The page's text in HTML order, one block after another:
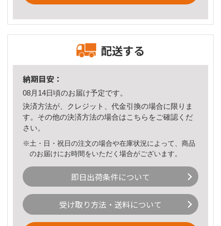
配送する
納期目安：
08月14日頃のお届け予定です。
決済方法が、クレジット、代金引換の場合に限りま
す。その他の決済方法の場合はこちら をご確認くだ
さい。
※土・日・祝日の注文の場合や在庫状況によって、商品
のお届けにお時間をいただく場合がございます。
即日出荷条件について
受け取り方法・送料について